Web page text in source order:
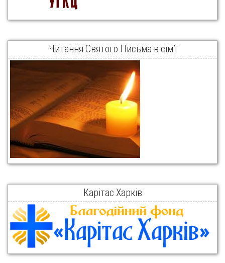
Читання Святого Письма в сім’ї
Карітас Харків